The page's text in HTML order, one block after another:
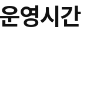
영시간